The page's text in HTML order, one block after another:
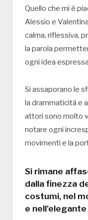
Quello che mi è
Alessio e
calma, riflessiva,
la parola
ogni idea
Si assaporano le
la drammaticità e
attori sono molto
notare ogni
movimenti e la
Si rimane
dalla finezza
costumi, nel
e